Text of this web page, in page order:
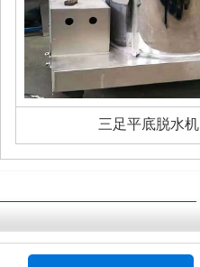
三足平底脱水机